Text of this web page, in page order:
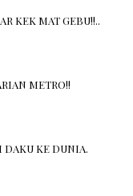
KEK MAT GEBU!!..
METRO!!
DAKU KE DUNIA.